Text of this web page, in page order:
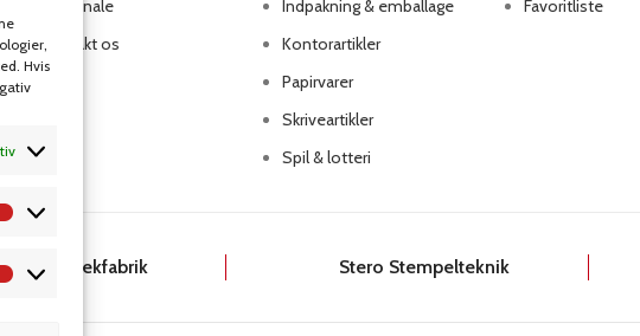
Hvis
Personale
Kontakt os
Indpakning & emballage
Kontorartikler
Papirvarer
Skriveartikler
Spil & lotteri
Favoritliste
Kartotekfabrik Stero Stempelteknik